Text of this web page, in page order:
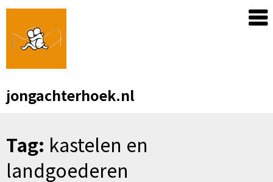
Skip
content
jongachterhoek.nl
Tag: kastelen en
landgoederen